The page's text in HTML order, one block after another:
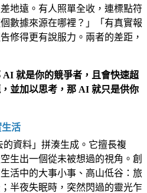
地遠。有人照單全收，連標點符
數據來源在哪裡？」「有真實報
修得更有說服力。兩者的差距，
就是你的競爭者，且會快速超
並加以思考，那 AI 就只是供你
活
資料」拼湊生成。它擅長複
生出一個從未被想過的視角。創
活中的大事小事、高山低谷：旅
半夜失眠時，突然閃過的靈光乍